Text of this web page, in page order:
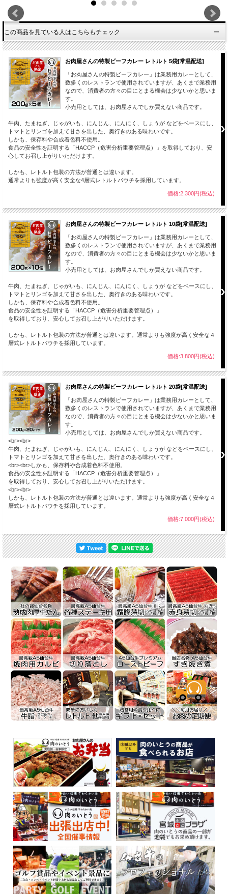
この商品を見ている人はこちらもチェック
お肉屋さんの特製ビーフカレー レトルト 5袋[常温配送]
「お肉屋さんの特製ビーフカレー」は業務用カレーとして、
数多くのレストランで使用されていますが、あくまで業務用
なので、消費者の方々の目にとまる機会は少ないかと思いま
す。
小売用としては、お肉屋さんでしか買えない商品です。
牛肉、たまねぎ、じゃがいも、にんじん、にんにく、しょうが などをベースにし、
トマトとリンゴを加えて甘さを出した、奥行きのある味わいです。
しかも、保存料や合成着色料不使用。
食品の安全性を証明する「HACCP（危害分析重要管理点）」を取得しており、安
心してお召し上がりいただけます。
しかも、レトルト包装の方法が普通とは違います。
通常よりも強度が高く安全な4層式レトルトパウチを採用しています。
価格:2,300円(税込)
お肉屋さんの特製ビーフカレー レトルト 10袋[常温配送]
「お肉屋さんの特製ビーフカレー」は業務用カレーとして、
数多くのレストランで使用されていますが、あくまで業務用
なので、消費者の方々の目にとまる機会は少ないかと思いま
す。
小売用としては、お肉屋さんでしか買えない商品です。
牛肉、たまねぎ、じゃがいも、にんじん、にんにく、しょうが などをベースにし、
トマトとリンゴを加えて甘さを出した、奥行きのある味わいです。
しかも、保存料や合成着色料不使用。
食品の安全性を証明する「HACCP（危害分析重要管理点）」
を取得しており、安心してお召し上がりいただけます。
しかも、レトルト包装の方法が普通とは違います。通常よりも強度が高く安全な４
層式レトルトパウチを採用しています。
価格:3,800円(税込)
お肉屋さんの特製ビーフカレー レトルト 20袋[常温配送]
「お肉屋さんの特製ビーフカレー」は業務用カレーとして、
数多くのレストランで使用されていますが、あくまで業務用
なので、消費者の方々の目にとまる機会は少ないかと思いま
す。
小売用としては、お肉屋さんでしか買えない商品です。
<br><br>
牛肉、たまねぎ、じゃがいも、にんじん、にんにく、しょうが などをベースにし、
トマトとリンゴを加えて甘さを出した、奥行きのある味わいです。
<br><br>しかも、保存料や合成着色料不使用。
食品の安全性を証明する「HACCP（危害分析重要管理点）」
を取得しており、安心してお召し上がりいただけます。
<br><br>
しかも、レトルト包装の方法が普通とは違います。通常よりも強度が高く安全な４
層式レトルトパウチを採用しています。
価格:7,000円(税込)